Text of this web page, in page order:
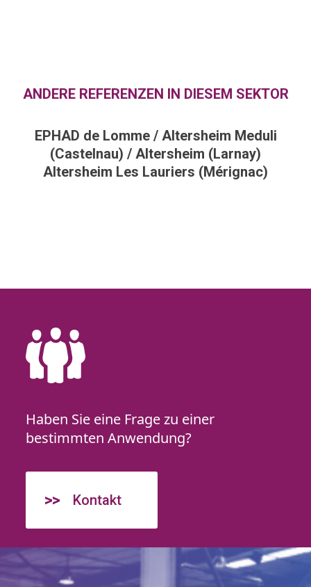
ANDERE REFERENZEN IN DIESEM SEKTOR
EPHAD de Lomme / Altersheim Meduli
(Castelnau) / Altersheim (Larnay)
Altersheim Les Lauriers (Mérignac)
Haben Sie eine Frage zu einer
bestimmten Anwendung?
Kontakt